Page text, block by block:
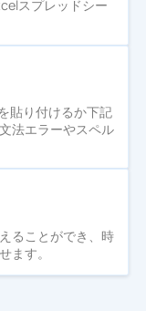
スプレッドシー
貼り付けるか下記
法エラーやスペル
ることができ、時
ます。